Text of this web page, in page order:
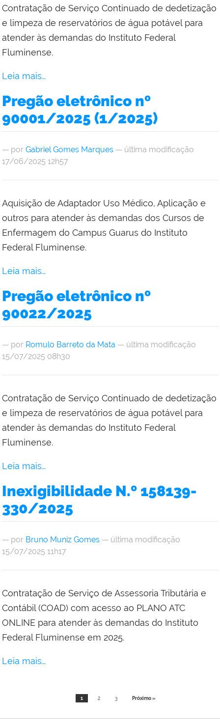
Contratação de Serviço Continuado de dedetização
e limpeza de reservatórios de água potável para
atender às demandas do Instituto Federal
Fluminense.
Leia mais…
Pregão eletrônico nº
90001/2025 (1/2025)
— por Gabriel Gomes Marques — última modificação
17/06/2025 12h57
Aquisição de Adaptador Uso Médico, Aplicação e
outros para atender às demandas dos Cursos de
Enfermagem do Campus Guarus do Instituto
Federal Fluminense.
Leia mais…
Pregão eletrônico nº
90022/2025
— por Romulo Barreto da Mata — última modificação
15/07/2025 08h30
Contratação de Serviço Continuado de dedetização
e limpeza de reservatórios de água potável para
atender às demandas do Instituto Federal
Fluminense.
Leia mais…
Inexigibilidade N.º 158139-
330/2025
— por Bruno Muniz Gomes — última modificação
15/07/2025 11h17
Contratação de Serviço de Assessoria Tributária e
Contábil (COAD) com acesso ao PLANO ATC
ONLINE para atender às demandas do Instituto
Federal Fluminense em 2025.
Leia mais…
1 2 3 Próximo »